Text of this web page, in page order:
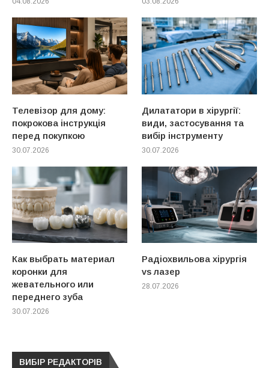
Телевізор для дому:
покрокова інструкція
перед покупкою
30.07.2026
Дилататори в хірургії:
види, застосування та
вибір інструменту
30.07.2026
Как выбрать материал
коронки для
жевательного или
переднего зуба
30.07.2026
Радіохвильова хірургія
vs лазер
28.07.2026
ВИБІР РЕДАКТОРІВ